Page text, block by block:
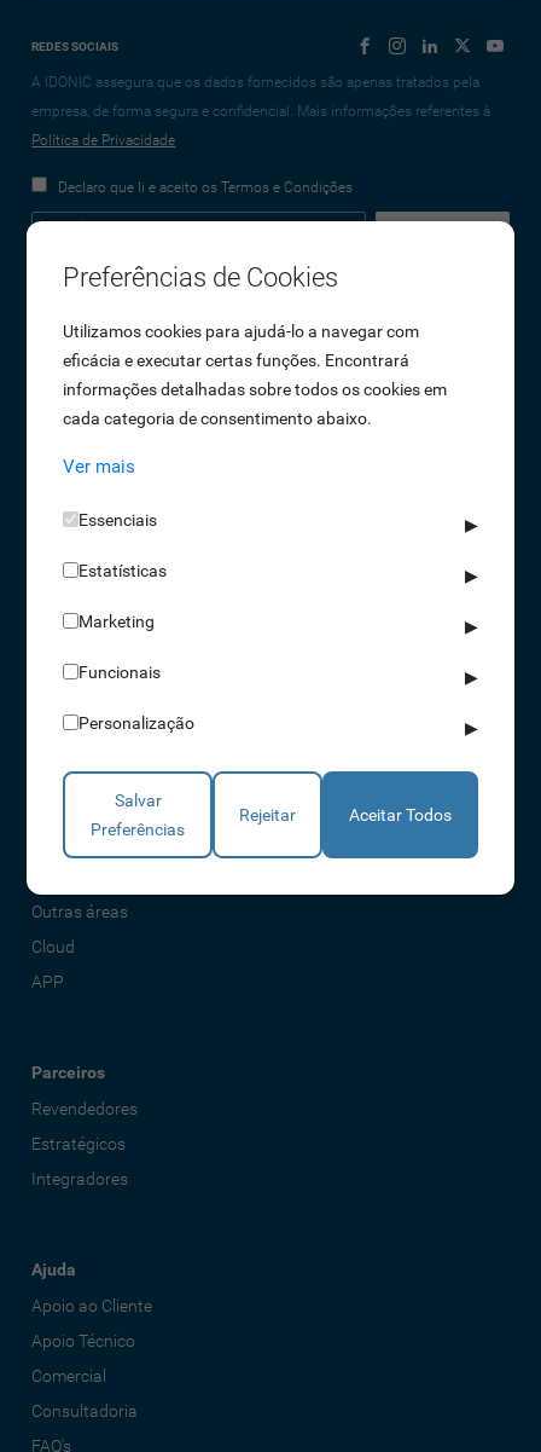
REDES SOCIAIS
A IDONIC assegura que os dados fornecidos são apenas tratados pela
empresa, de forma segura e confidencial. Mais informações referentes à
Política de Privacidade
Declaro que li e aceito os Termos e Condições
Empresa
Sobre Nós
Oportunidades de Emprego
Termos e Condições
Política de Privacidade
Livro de reclamações
Soluções
Acessos
Torniquetes
Parques Auto
Rondas e Serviços
Outras áreas
Cloud
APP
Parceiros
Revendedores
Estratégicos
Integradores
Ajuda
Apoio ao Cliente
Apoio Técnico
Comercial
Consultadoria
FAQ's
Preferências de Cookies
Utilizamos cookies para ajudá-lo a navegar com
eficácia e executar certas funções. Encontrará
informações detalhadas sobre todos os cookies em
cada categoria de consentimento abaixo.
Ver mais
Essenciais ▶
Estatísticas ▶
Marketing ▶
Funcionais ▶
Personalização ▶
Salvar
Preferências
Rejeitar Aceitar Todos